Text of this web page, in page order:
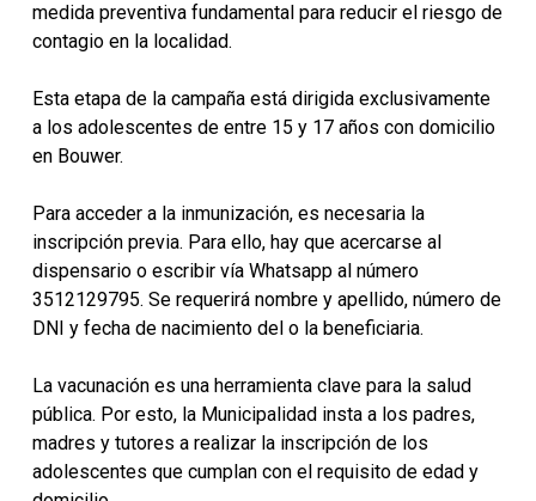
medida preventiva fundamental para reducir el riesgo de
contagio en la localidad.
Esta etapa de la campaña está dirigida exclusivamente
a los adolescentes de entre 15 y 17 años con domicilio
en Bouwer.
Para acceder a la inmunización, es necesaria la
inscripción previa. Para ello, hay que acercarse al
dispensario o escribir vía Whatsapp al número
3512129795. Se requerirá nombre y apellido, número de
DNI y fecha de nacimiento del o la beneficiaria.
La vacunación es una herramienta clave para la salud
pública. Por esto, la Municipalidad insta a los padres,
madres y tutores a realizar la inscripción de los
adolescentes que cumplan con el requisito de edad y